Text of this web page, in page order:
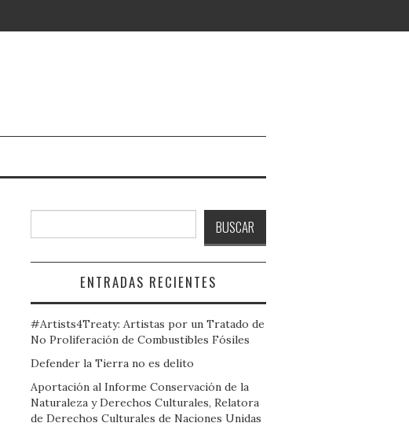
BUSCAR
ENTRADAS RECIENTES
#Artists4Treaty: Artistas por un Tratado de
No Proliferación de Combustibles Fósiles
Defender la Tierra no es delito
Aportación al Informe Conservación de la
Naturaleza y Derechos Culturales, Relatora
de Derechos Culturales de Naciones Unidas